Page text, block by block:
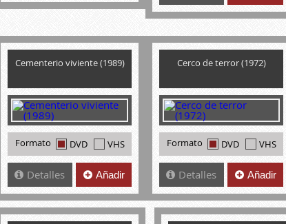
Cementerio viviente (1989)
Formato DVD VHS
Detalles Añadir
Cerco de terror (1972)
Formato DVD VHS
Detalles Añadir